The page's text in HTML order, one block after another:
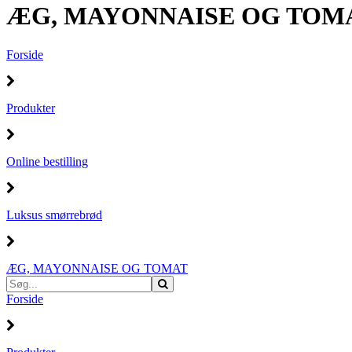
ÆG, MAYONNAISE OG
Forside
Produkter
Online bestilling
Luksus smørrebrød
ÆG, MAYONNAISE OG TOMAT
Forside